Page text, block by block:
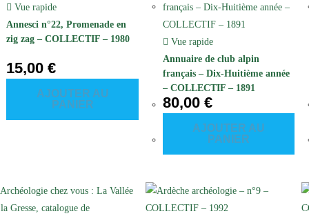
Vue rapide
Annesci n°22, Promenade en
zig zag – COLLECTIF – 1980
15,00€
AJOUTER AU
PANIER
Vue rapide
Annuaire de club alpin
français – Dix-Huitième année
– COLLECTIF – 1891
80,00 €
AJOUTER AU
PANIER